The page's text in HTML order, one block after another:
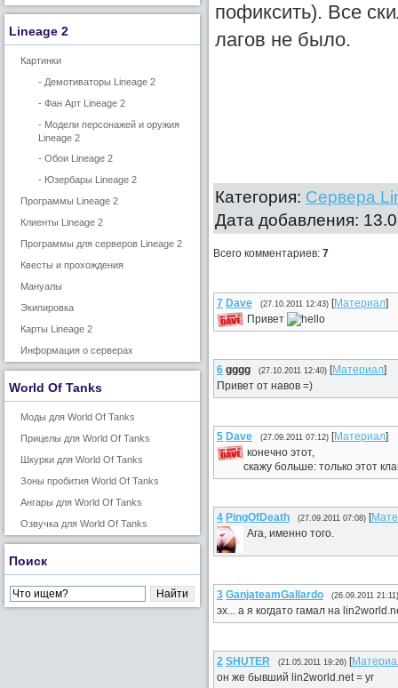
Lineage 2
Картинки
- Демотиваторы Lineage 2
- Фан Арт Lineage 2
- Модели персонажей и оружия
Lineage 2
- Обои Lineage 2
- Юзербары Lineage 2
Программы Lineage 2
Клиенты Lineage 2
Программы для серверов Lineage 2
Квесты и прохождения
Мануалы
Экипировка
Карты Lineage 2
Информация о серверах
World Of Tanks
Моды для World Of Tanks
Прицелы для World Of Tanks
Шкурки для World Of Tanks
Зоны пробития World Of Tanks
Ангары для World Of Tanks
Озвучка для World Of Tanks
Поиск
пофиксить). Все
лагов не было.
Категория: Сервера
Дата добавления:
Всего комментариев: 7
7 Dave (27.10.2011 12:43) [Материал]
Привет
6 gggg (27.10.2011 12:40) [Материал]
Привет от навов =)
5 Dave (27.09.2011 07:12) [Материал]
конечно этот,
скажу больше: только этот
4 PingOfDeath (27.09.2011 07:08) [
Ага, именно того.
3 GanjateamGallardo (26.09.2011 21:11)
эх... а я когдато гамал на
2 SHUTER (21.05.2011 19:26) [
он же бывший lin2world.net = уг